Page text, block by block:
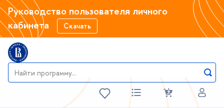
Руководство пользователя личного
кабинета
Скачать